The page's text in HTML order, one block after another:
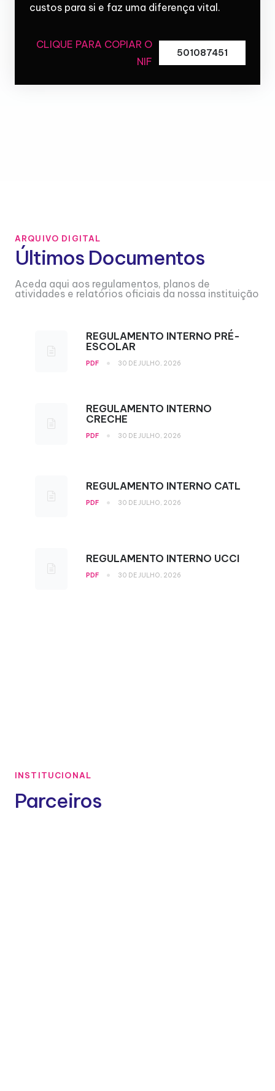
custos para si e faz uma diferença vital.
CLIQUE PARA COPIAR O
NIF
501087451
ARQUIVO DIGITAL
Últimos Documentos
Aceda aqui aos regulamentos, planos de
atividades e relatórios oficiais da nossa instituição
REGULAMENTO INTERNO PRÉ-
ESCOLAR
PDF • 30 DE JULHO, 2026
REGULAMENTO INTERNO
CRECHE
PDF • 30 DE JULHO, 2026
REGULAMENTO INTERNO CATL
PDF • 30 DE JULHO, 2026
REGULAMENTO INTERNO UCCI
PDF • 30 DE JULHO, 2026
INSTITUCIONAL
Parceiros